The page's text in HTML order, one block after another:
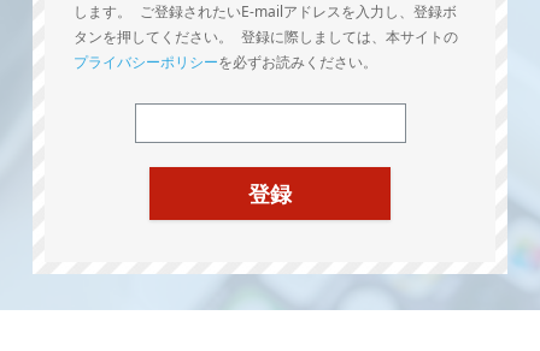
します。 ご登録されたいE-mailアドレスを入力し、登録ボ
タンを押してください。 登録に際しましては、本サイトの
プライバシーポリシーを必ずお読みください。